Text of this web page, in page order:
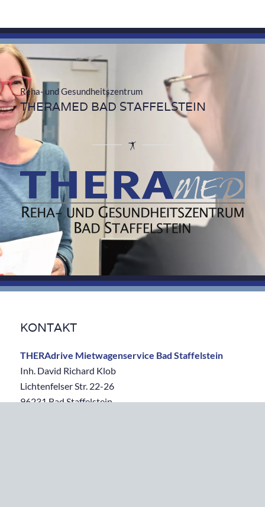
Reha- und Gesundheitszentrum
THERAMED BAD STAFFELSTEIN
KONTAKT
THERAdrive Mietwagenservice Bad Staffelstein
Inh. David Richard Klob
Lichtenfelser Str. 22-26
96231 Bad Staffelstein